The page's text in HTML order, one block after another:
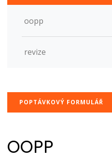
oopp
revize
POPTÁVKOVÝ FORMULÁŘ
OOPP